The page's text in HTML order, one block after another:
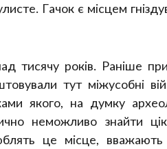
Гачок є місцем
тисячу років. Раніше
тут міжусобні
якого, на думку
неможливо знайти
це місце, вважають